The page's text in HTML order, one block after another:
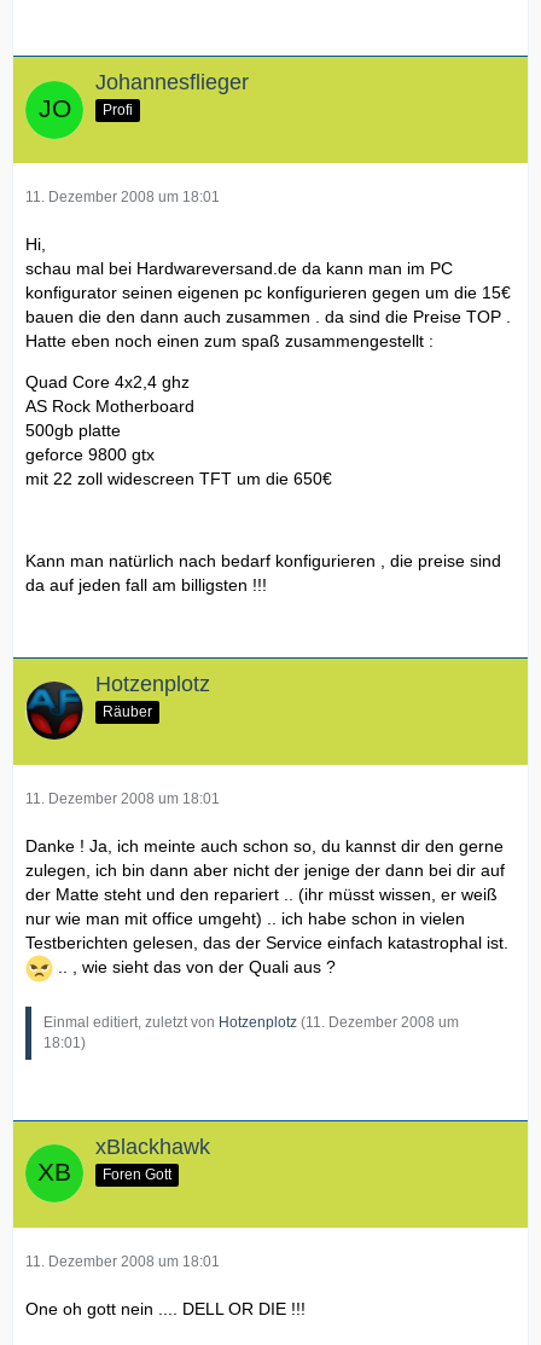
Johannesflieger
Profi
11. Dezember 2008 um 18:01
Hi,
schau mal bei Hardwareversand.de da kann man im PC
konfigurator seinen eigenen pc konfigurieren gegen um die 15€
bauen die den dann auch zusammen . da sind die Preise TOP .
Hatte eben noch einen zum spaß zusammengestellt :
Quad Core 4x2,4 ghz
AS Rock Motherboard
500gb platte
geforce 9800 gtx
mit 22 zoll widescreen TFT um die 650€
Kann man natürlich nach bedarf konfigurieren , die preise sind
da auf jeden fall am billigsten !!!
Hotzenplotz
Räuber
11. Dezember 2008 um 18:01
Danke ! Ja, ich meinte auch schon so, du kannst dir den gerne
zulegen, ich bin dann aber nicht der jenige der dann bei dir auf
der Matte steht und den repariert .. (ihr müsst wissen, er weiß
nur wie man mit office umgeht) .. ich habe schon in vielen
Testberichten gelesen, das der Service einfach katastrophal ist.
.. , wie sieht das von der Quali aus ?
Einmal editiert, zuletzt von Hotzenplotz (11. Dezember 2008 um
18:01 )
xBlackhawk
Foren Gott
11. Dezember 2008 um 18:01
One oh gott nein .... DELL OR DIE !!!